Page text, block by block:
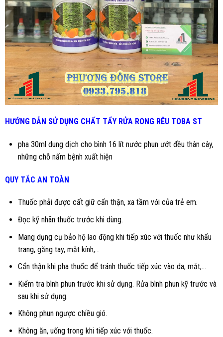
HƯỚNG DẪN SỬ DỤNG CHẤT TẨY RỬA RONG RÊU TOBA ST
pha 30ml dung dịch cho bình 16 lít nước phun ướt đều thân cây,
những chỗ nấm bệnh xuất hiện
QUY TẮC AN TOÀN
Thuốc phải được cất giữ cẩn thận, xa tầm với của trẻ em.
Đọc kỹ nhãn thuốc trước khi dùng.
Mang dụng cụ bảo hộ lao động khi tiếp xúc với thuốc như khẩu
trang, găng tay, mắt kính,...
Cẩn thận khi pha thuốc để tránh thuốc tiếp xúc vào da, mắt,...
Kiểm tra bình phun trước khi sử dụng. Rửa bình phun kỹ trước và
sau khi sử dụng.
Không phun ngược chiều gió.
Không ăn, uống trong khi tiếp xúc với thuốc.